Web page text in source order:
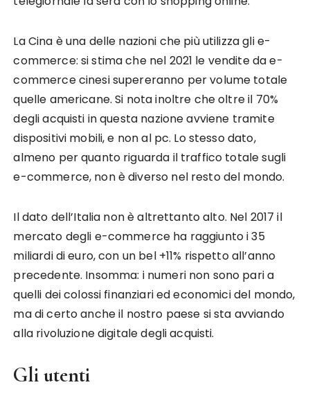
La Cina è una delle nazioni che più utilizza gli e-
commerce: si stima che nel 2021 le vendite da e-
commerce cinesi supereranno per volume totale
quelle americane. Si nota inoltre che oltre il 70%
degli acquisti in questa nazione avviene tramite
dispositivi mobili, e non al pc. Lo stesso dato,
almeno per quanto riguarda il traffico totale sugli
e-commerce, non è diverso nel resto del mondo.
Il dato dell’Italia non è altrettanto alto. Nel 2017 il
mercato degli e-commerce ha raggiunto i 35
miliardi di euro, con un bel +11% rispetto all’anno
precedente. Insomma: i numeri non sono pari a
quelli dei colossi finanziari ed economici del mondo,
ma di certo anche il nostro paese si sta avviando
alla rivoluzione digitale degli acquisti.
Gli utenti